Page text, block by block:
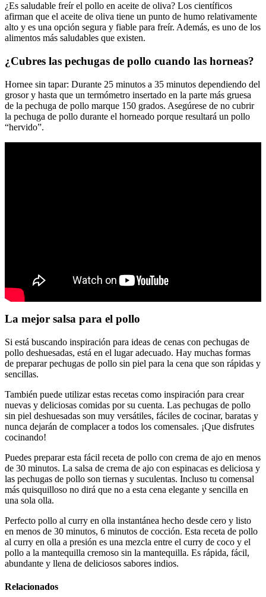
¿Es saludable freír el pollo en aceite de oliva? Los científicos
afirman que el aceite de oliva tiene un punto de humo relativamente
alto y es una opción segura y fiable para freír. Además, es uno de los
alimentos más saludables que existen.
¿Cubres las pechugas de pollo cuando las horneas?
Hornee sin tapar: Durante 25 minutos a 35 minutos dependiendo del
grosor y hasta que un termómetro insertado en la parte más gruesa
de la pechuga de pollo marque 150 grados. Asegúrese de no cubrir
la pechuga de pollo durante el horneado porque resultará un pollo
“hervido”.
La mejor salsa para el pollo
Si está buscando inspiración para ideas de cenas con pechugas de
pollo deshuesadas, está en el lugar adecuado. Hay muchas formas
de preparar pechugas de pollo sin piel para la cena que son rápidas y
sencillas.
También puede utilizar estas recetas como inspiración para crear
nuevas y deliciosas comidas por su cuenta. Las pechugas de pollo
sin piel deshuesadas son muy versátiles, fáciles de cocinar, baratas y
nunca dejarán de complacer a todos los comensales. ¡Que disfrutes
cocinando!
Puedes preparar esta fácil receta de pollo con crema de ajo en menos
de 30 minutos. La salsa de crema de ajo con espinacas es deliciosa y
las pechugas de pollo son tiernas y suculentas. Incluso tu comensal
más quisquilloso no dirá que no a esta cena elegante y sencilla en
una sola olla.
Perfecto pollo al curry en olla instantánea hecho desde cero y listo
en menos de 30 minutos, 6 minutos de cocción. Esta receta de pollo
al curry en olla a presión es una mezcla entre el curry de coco y el
pollo a la mantequilla cremoso sin la mantequilla. Es rápida, fácil,
abundante y llena de deliciosos sabores indios.
Relacionados